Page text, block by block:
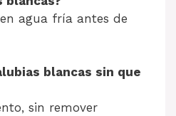
agua fría antes de
blancas sin que
sin remover